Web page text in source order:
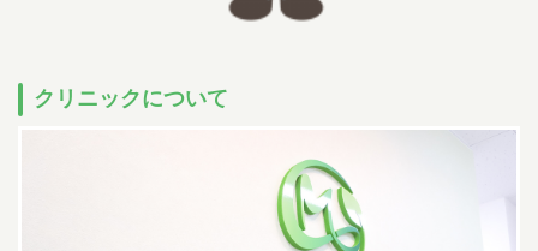
下記の時間の予約が可能です。
耳鼻科
（土曜日 /午前 07:00-12:00
086-463-3387
予約はこちら
クリニックについて